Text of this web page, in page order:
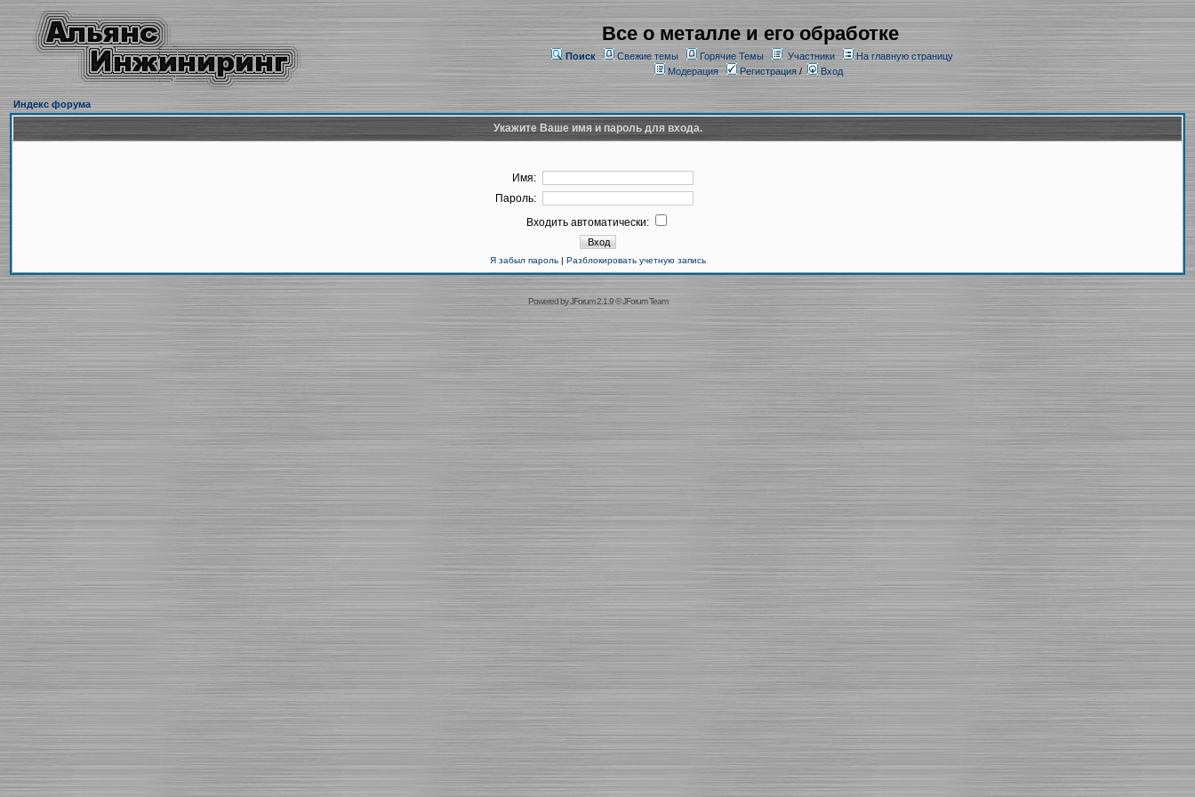
Все о металле и его обработке
Поиск Свежие темы Горячие Темы Участники
На главную страницу
Модерация
Регистрация/ Вход
Индекс форума
Укажите Ваше имя и пароль для входа.
Имя:
Пароль:
Входить автоматически:
Я забыл пароль| Разблокировать учетную запись
Powered byJForum 2.1.9©JForum Team